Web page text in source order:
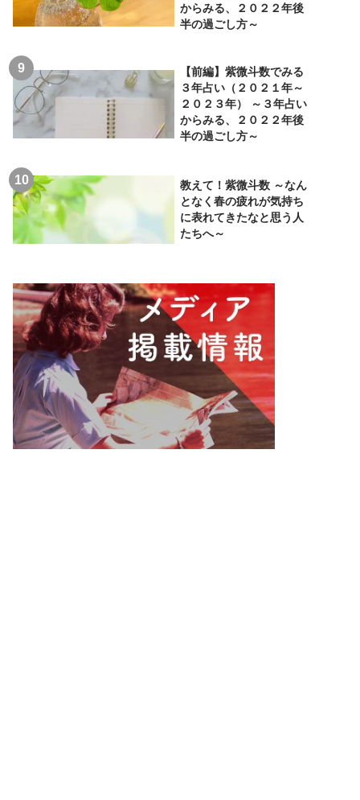
からみる、２０２２年後
半の過ごし方～
【前編】紫微斗数でみる
３年占い（２０２１年～
２０２３年） ～３年占い
からみる、２０２２年後
半の過ごし方～
教えて！紫微斗数 ～なん
となく春の疲れが気持ち
に表れてきたなと思う人
たちへ～